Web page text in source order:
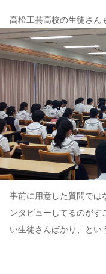
高松工芸高校の生徒さん
事前に用意した質問では
ンタビューしてるのがす
い生徒さんばかり、とい